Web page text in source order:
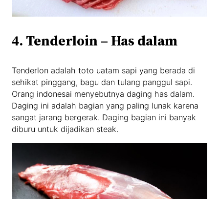
4. Tenderloin – Has dalam
Tenderlon adalah toto uatam sapi yang berada di
sehikat pinggang, bagu dan tulang panggul sapi.
Orang indonesai menyebutnya daging has dalam.
Daging ini adalah bagian yang paling lunak karena
sangat jarang bergerak. Daging bagian ini banyak
diburu untuk dijadikan steak.